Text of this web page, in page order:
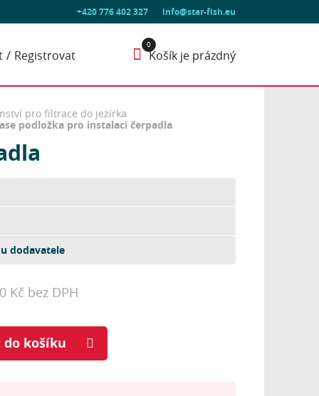
+420 776 402 327 info@star-fish.eu
Registrovat Košík je prázdný
pro filtrace do jezírka
podložka pro instalaci čerpadla
dodavatele
Kč bez DPH
košíku